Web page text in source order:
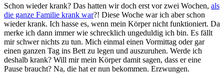
Schon wieder krank? Das hatten wir doch erst vor zwei Wochen, als
die ganze Familie krank war?! Diese Woche war ich aber schon
wieder krank. Ich hasse es, wenn mein Körper nicht funktioniert. Da
merke ich dann immer wie schrecklich ungeduldig ich bin. Es fällt
mir schwer nichts zu tun. Mich einmal einen Vormittag oder gar
einen ganzen Tag ins Bett zu legen und auszuruhen. Werde ich
deshalb krank? Will mir mein Körper damit sagen, dass er eine
Pause braucht? Na, die hat er nun bekommen. Erzwungen.